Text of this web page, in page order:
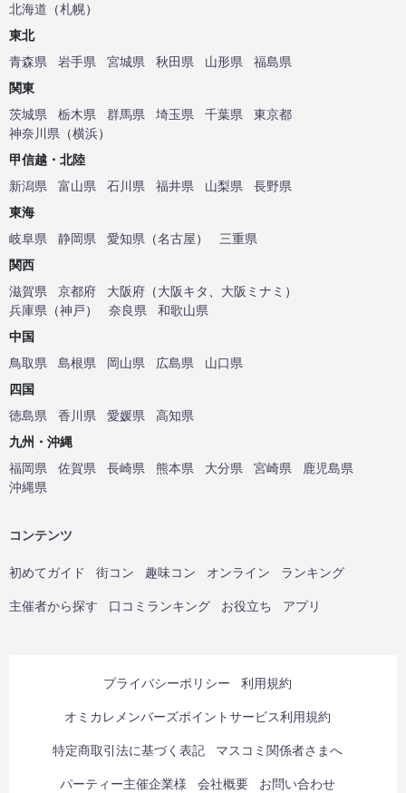
北海道 （札幌）
東北
青森県
岩手県 宮城県 秋田県 山形県
福島県
関東
茨城県
栃木県 群馬県 埼玉県 千葉県
東京都
神奈川県 （横浜）
甲信越・北陸
新潟県
富山県 石川県 福井県 山梨県
長野県
東海
岐阜県
静岡県 愛知県 （名古屋）
三重県
関西
滋賀県
京都府 大阪府 （大阪キタ 大阪ミナミ ）
兵庫県 （神戸） 奈良県
和歌山県
中国
鳥取県
島根県 岡山県 広島県
山口県
四国
徳島県
香川県 愛媛県
高知県
九州・沖縄
福岡県
佐賀県 長崎県 熊本県 大分県 宮崎県
鹿児島県
沖縄県
コンテンツ
初めてガイド 街コン 趣味コン オンライン ランキング
主催者から探す 口コミランキング お役立ち アプリ
プライバシーポリシー 利用規約
オミカレメンバーズポイントサービス利用規約
特定商取引法に基づく表記 マスコミ関係者さまへ
パーティー主催企業様 会社概要 お問い合わせ